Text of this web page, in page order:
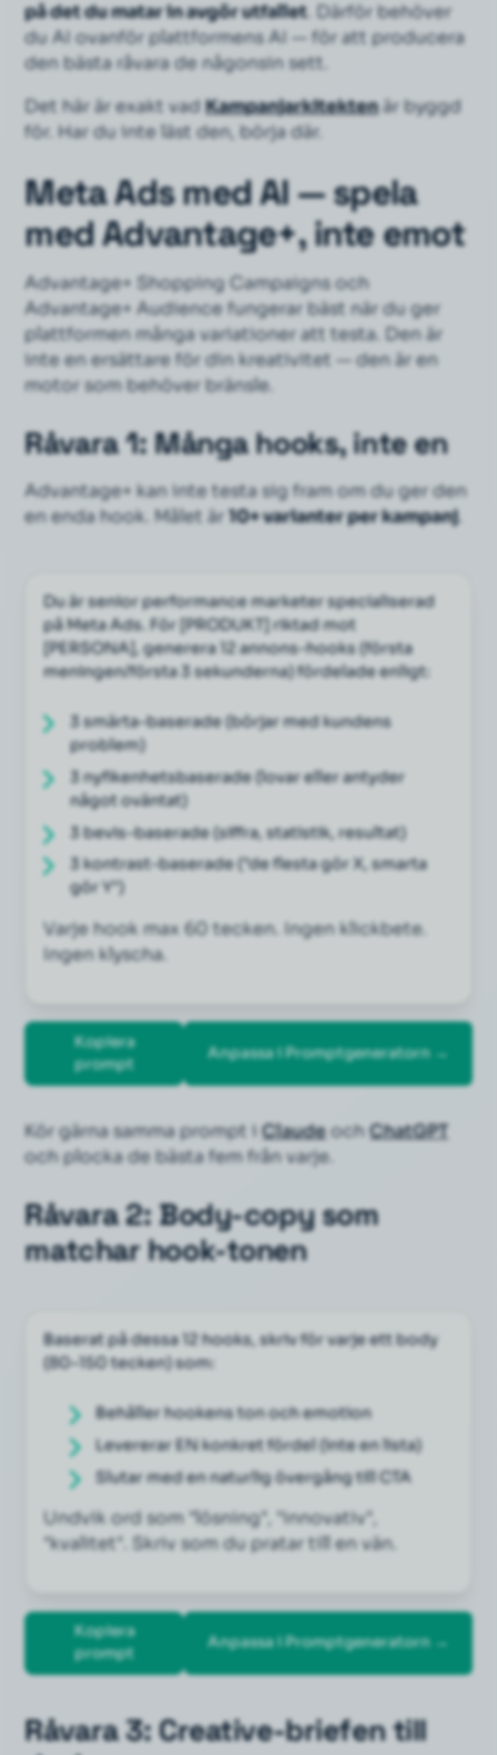
på det du matar in avgör utfallet. Därför behöver
du AIovanför plattformens AI — för att producera
den bästa råvara de någonsin sett.
Det här är exakt vadKampanjarkitektenär byggd
för. Har du inte läst den, börja där.
Meta Ads med AI — spela
med Advantage+, inte emot
Advantage+ Shopping Campaigns och
Advantage+ Audience fungerar bäst när du ger
plattformenmånga variationer att testa. Den är
inte en ersättare för din kreativitet — den är en
motor som behöver bränsle.
Råvara 1: Många hooks, inte en
Advantage+ kan inte testa sig fram om du ger den
en enda hook. Målet är10+ varianter per kampanj.
Du är senior performance marketer specialiserad
på Meta Ads. För [PRODUKT] riktad mot
[PERSONA], generera 12 annons-hooks (första
meningen/första 3 sekunderna) fördelade enligt:
3 smärta-baserade (börjar med kundens
problem)
3 nyfikenhetsbaserade (lovar eller antyder
något oväntat)
3 bevis-baserade (siffra, statistik, resultat)
3 kontrast-baserade ("de flesta gör X, smarta
gör Y")
Varje hook max 60 tecken. Ingen klickbete.
Ingen klyscha.
Kopiera
prompt
Anpassa i Promptgeneratorn →
Kör gärna samma prompt iClaudeochChatGPT
och plocka de bästa fem från varje.
Råvara 2: Body-copy som
matchar hook-tonen
Baserat på dessa 12 hooks, skriv för varje ett body
(80–150 tecken) som:
Behåller hookens ton och emotion
Levererar EN konkret fördel (inte en lista)
Slutar med en naturlig övergång till CTA
Undvik ord som "lösning", "innovativ",
"kvalitet". Skriv som du pratar till en vän.
Kopiera
prompt
Anpassa i Promptgeneratorn →
Råvara 3: Creative-briefen till